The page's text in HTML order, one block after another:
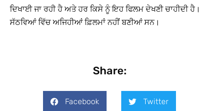
ਦਿਖਾਈ ਜਾ ਰਹੀ ਹੈ ਅਤੇ ਹਰ ਕਿਸੇ ਨੂੰ ਇਹ ਫਿਲਮ ਦੇਖਣੀ ਚਾਹੀਦੀ ਹੈ।
ਸੱਠਵਿਆਂ ਵਿੱਚ ਅਜਿਹੀਆਂ ਫ਼ਿਲਮਾਂ ਨਹੀਂ ਬਣੀਆਂ ਸਨ।
Share:
Facebook Twitter